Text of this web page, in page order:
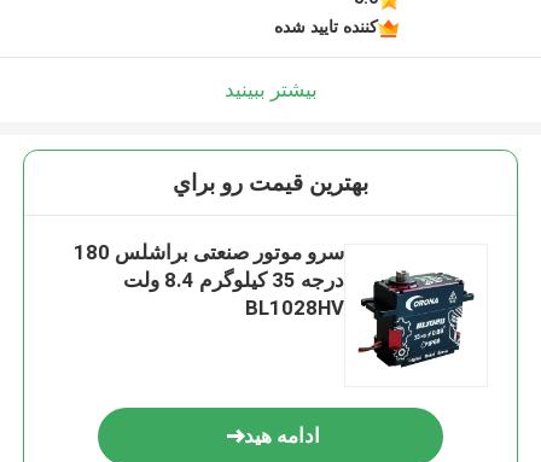
کننده تایید شده
بیشتر ببینید
بهترين قيمت رو براي
سرو موتور صنعتی براشلس 180
درجه 35 کیلوگرم 8.4 ولت
BL1028HV
ادامه هید